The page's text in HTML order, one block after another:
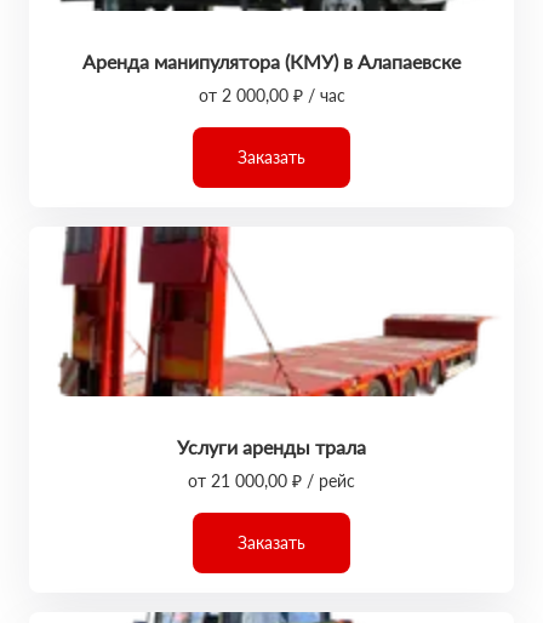
Аренда манипулятора (КМУ) в Алапаевске
от 2 000,00 ₽ / час
Заказать
Услуги аренды трала
от 21 000,00 ₽ / рейс
Заказать